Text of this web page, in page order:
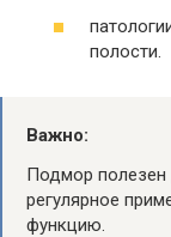
полости.
Важно:
Подмор полезен
регулярное
функцию.